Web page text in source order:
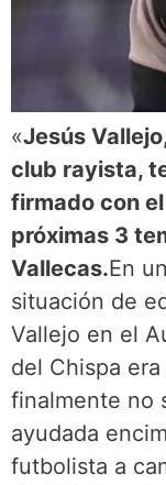
«Jesús
club rayista,
firmado con
próximas 3
Vallecas.En
situación de
Vallejo en el
del Chispa
finalmente no
ayudada
futbolista a